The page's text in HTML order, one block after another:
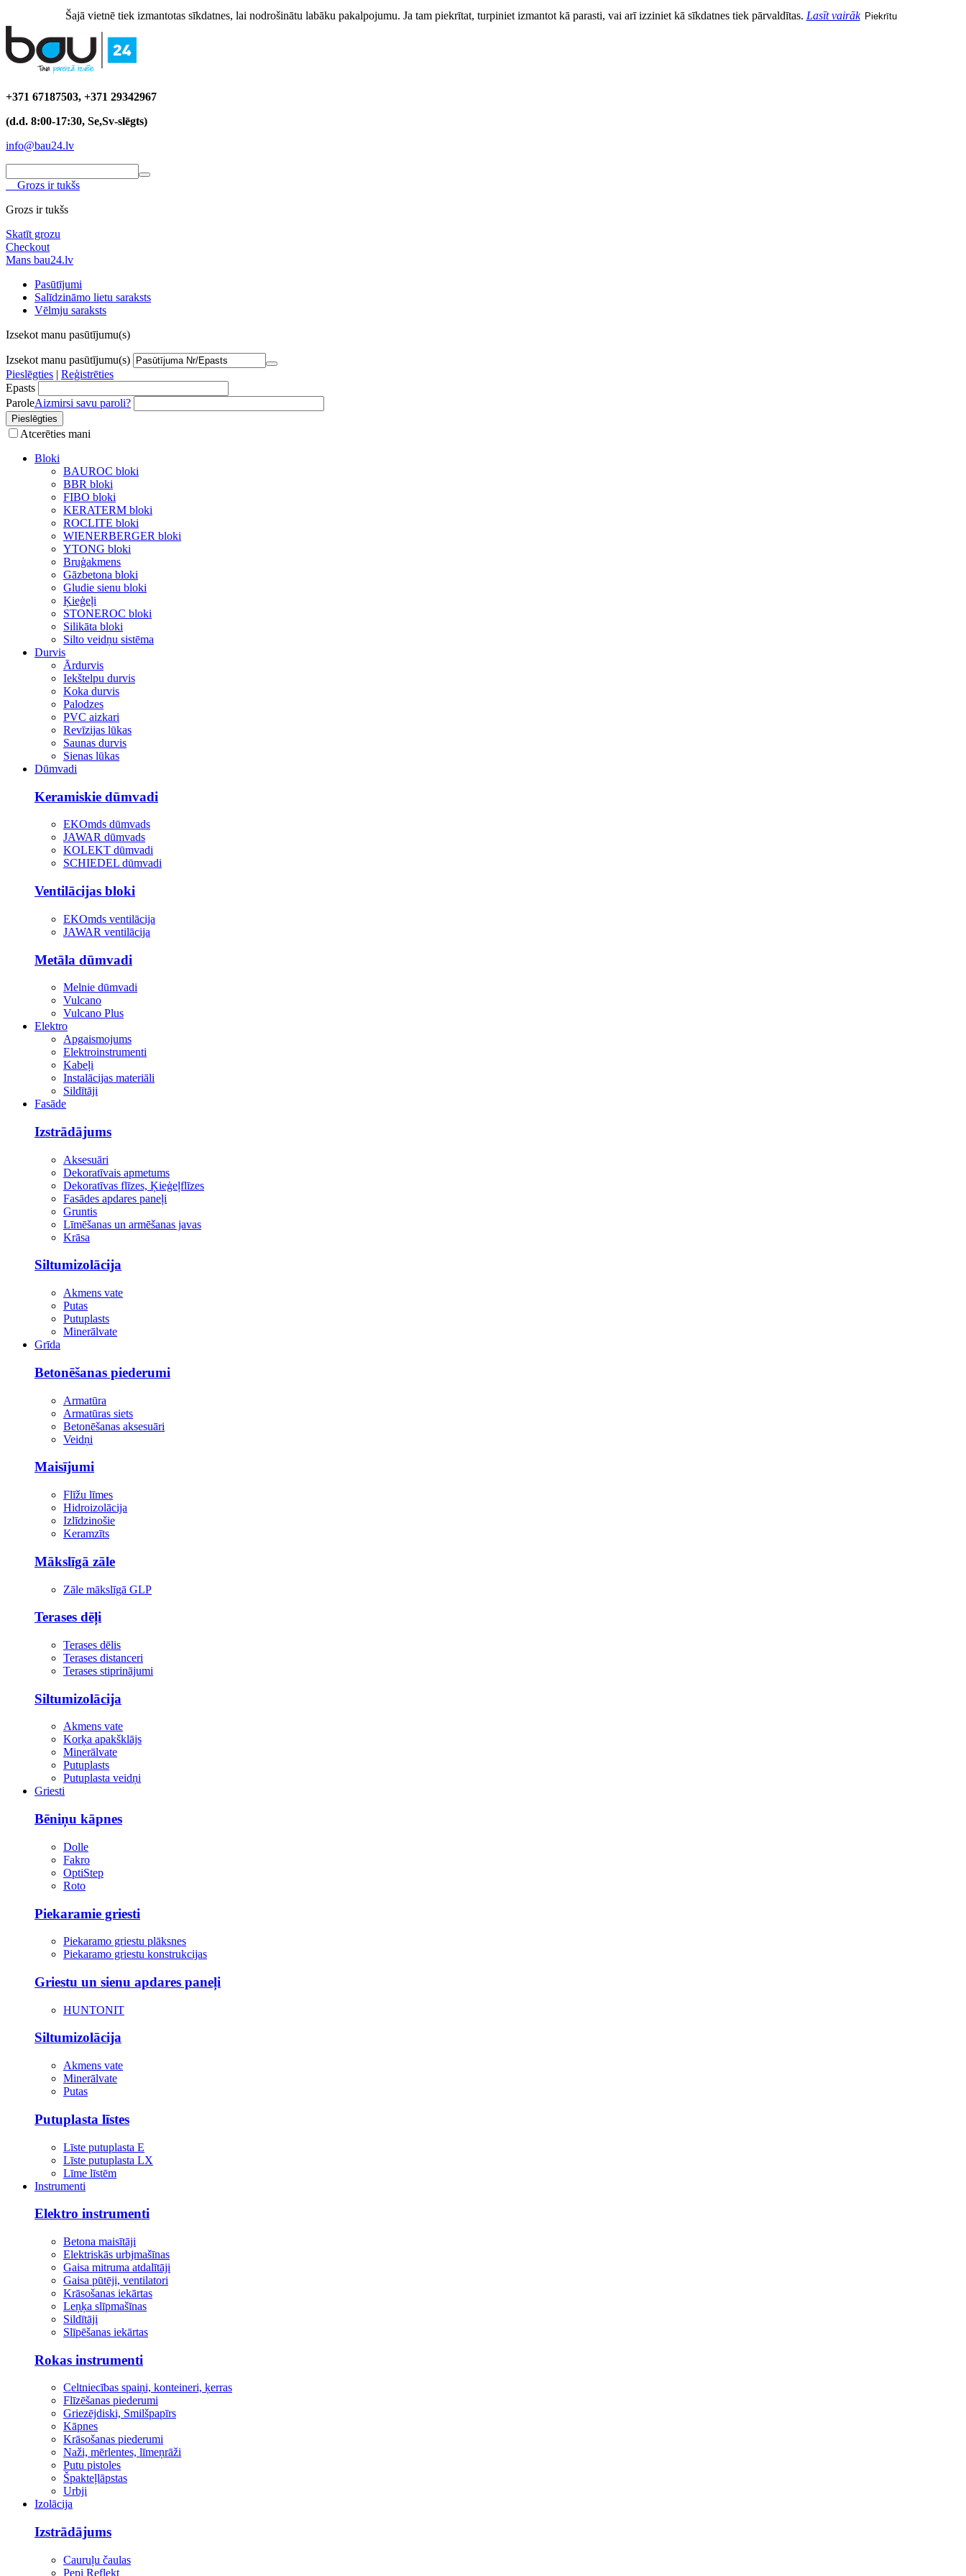
Šajā vietnē tiek izmantotas sīkdatnes, lai nodrošinātu labāku pakalpojumu. Ja tam piekrītat, turpiniet izmantot kā parasti, vai arī izziniet kā sīkdatnes tiek pārvaldītas. Lasīt vairāk Piekrītu
+371 67187503, +371 29342967
(d.d. 8:00-17:30, Se,Sv-slēgts)
info@bau24.lv
Grozs ir tukšs
Grozs ir tukšs
Skatīt grozu
Checkout
Mans bau24.lv
Pasūtījumi
Salīdzināmo lietu saraksts
Vēlmju saraksts
Izsekot manu pasūtījumu(s)
Izsekot manu pasūtījumu(s)
Pieslēgties | Reģistrēties
Epasts
ParoleAizmirsi savu paroli?
Atcerēties mani
Bloki
BAUROC bloki
BBR bloki
FIBO bloki
KERATERM bloki
ROCLITE bloki
WIENERBERGER bloki
YTONG bloki
Bruģakmens
Gāzbetona bloki
Gludie sienu bloki
Ķieģeļi
STONEROC bloki
Silikāta bloki
Silto veidņu sistēma
Durvis
Ārdurvis
Iekštelpu durvis
Koka durvis
Palodzes
PVC aizkari
Revīzijas lūkas
Saunas durvis
Sienas lūkas
Dūmvadi
Keramiskie dūmvadi
EKOmds dūmvads
JAWAR dūmvads
KOLEKT dūmvadi
SCHIEDEL dūmvadi
Ventilācijas bloki
EKOmds ventilācija
JAWAR ventilācija
Metāla dūmvadi
Melnie dūmvadi
Vulcano
Vulcano Plus
Elektro
Apgaismojums
Elektroinstrumenti
Kabeļi
Instalācijas materiāli
Sildītāji
Fasāde
Izstrādājums
Aksesuāri
Dekoratīvais apmetums
Dekoratīvas flīzes, Ķieģeļflīzes
Fasādes apdares paneļi
Gruntis
Līmēšanas un armēšanas javas
Krāsa
Siltumizolācija
Akmens vate
Putas
Putuplasts
Minerālvate
Grīda
Betonēšanas piederumi
Armatūra
Armatūras siets
Betonēšanas aksesuāri
Veidņi
Maisījumi
Flīžu līmes
Hidroizolācija
Izlīdzinošie
Keramzīts
Mākslīgā zāle
Zāle mākslīgā GLP
Terases dēļi
Terases dēlis
Terases distanceri
Terases stiprinājumi
Siltumizolācija
Akmens vate
Korķa apakšklājs
Minerālvate
Putuplasts
Putuplasta veidņi
Griesti
Bēniņu kāpnes
Dolle
Fakro
OptiStep
Roto
Piekaramie griesti
Piekaramo griestu plāksnes
Piekaramo griestu konstrukcijas
Griestu un sienu apdares paneļi
HUNTONIT
Siltumizolācija
Akmens vate
Minerālvate
Putas
Putuplasta līstes
Līste putuplasta E
Līste putuplasta LX
Līme līstēm
Instrumenti
Elektro instrumenti
Betona maisītāji
Elektriskās urbjmašīnas
Gaisa mitruma atdalītāji
Gaisa pūtēji, ventilatori
Krāsošanas iekārtas
Leņķa slīpmašīnas
Sildītāji
Slīpēšanas iekārtas
Rokas instrumenti
Celtniecības spaiņi, konteineri, ķerras
Flīzēšanas piederumi
Griezējdiski, Smilšpapīrs
Kāpnes
Krāsošanas piederumi
Naži, mērlentes, līmeņrāži
Putu pistoles
Špakteļlāpstas
Urbji
Izolācija
Izstrādājums
Cauruļu čaulas
Pepi Reflekt